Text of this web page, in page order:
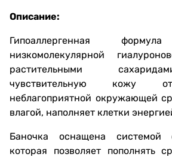
Описание:
Гипоаллергенная
низкомолекулярной
растительными
чувствительную кожу
неблагоприятной окружающей
влагой, наполняет клетки
Баночка оснащена системой
которая позволяет пополнять